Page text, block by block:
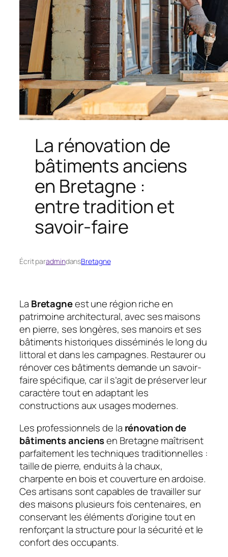
La rénovation de
bâtiments anciens
en Bretagne :
entre tradition et
savoir-faire
Écrit paradmindansBretagne
La Bretagneest une région riche en
patrimoine architectural, avec ses maisons
en pierre, ses longères, ses manoirs et ses
bâtiments historiques disséminés le long du
littoral et dans les campagnes. Restaurer ou
rénover ces bâtiments demande un savoir-
faire spécifique, car il s’agit de préserver leur
caractère tout en adaptant les
constructions aux usages modernes.
Les professionnels de la rénovation de
bâtiments anciensen Bretagne maîtrisent
parfaitement les techniques traditionnelles :
taille de pierre, enduits à la chaux,
charpente en bois et couverture en ardoise.
Ces artisans sont capables de travailler sur
des maisons plusieurs fois centenaires, en
conservant les éléments d’origine tout en
renforçant la structure pour la sécurité et le
confort des occupants.